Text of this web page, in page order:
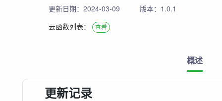
更新日期：2024-03-09
版本：1.0.1
云函数列表： 查看
概述
更新记录